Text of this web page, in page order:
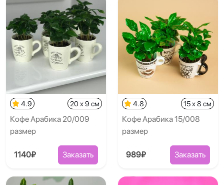
4.9 20 x 9 см
Кофе Арабика 20/009
размер
1140₽ Заказать
4.8 15 x 8 см
Кофе Арабика 15/008
размер
989₽ Заказать